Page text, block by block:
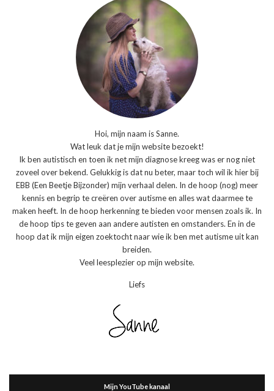
Hoi, mijn naam is Sanne.
Wat leuk dat je mijn website bezoekt!
Ik ben autistisch en toen ik net mijn diagnose kreeg was er nog niet
zoveel over bekend. Gelukkig is dat nu beter, maar toch wil ik hier bij
EBB (Een Beetje Bijzonder) mijn verhaal delen. In de hoop (nog) meer
kennis en begrip te creëren over autisme en alles wat daarmee te
maken heeft. In de hoop herkenning te bieden voor mensen zoals ik. In
de hoop tips te geven aan andere autisten en omstanders. En in de
hoop dat ik mijn eigen zoektocht naar wie ik ben met autisme uit kan
breiden.
Veel leesplezier op mijn website.
Liefs
Mijn YouTube kanaal